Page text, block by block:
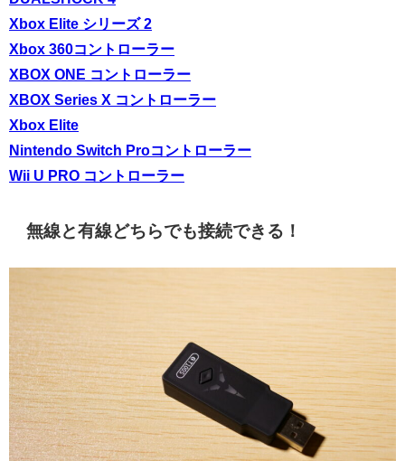
Xbox Elite シリーズ 2
Xbox 360コントローラー
XBOX ONE コントローラー
XBOX Series X コントローラー
Xbox Elite
Nintendo Switch Proコントローラー
Wii U PRO コントローラー
無線と有線どちらでも接続できる！